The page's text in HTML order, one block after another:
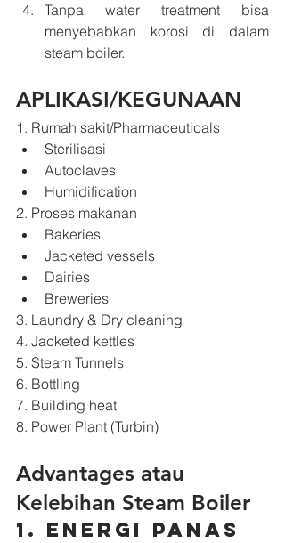
Tanpa water treatment bisa
menyebabkan korosi di dalam
steam boiler.
APLIKASI/KEGUNAAN
1. Rumah sakit/Pharmaceuticals
Sterilisasi
Autoclaves
Humidification
2. Proses makanan
Bakeries
Jacketed vessels
Dairies
Breweries
3. Laundry & Dry cleaning
4. Jacketed kettles
5. Steam Tunnels
6. Bottling
7. Building heat
8. Power Plant (Turbin)
Advantages atau
Kelebihan Steam Boiler
1. Energi panas